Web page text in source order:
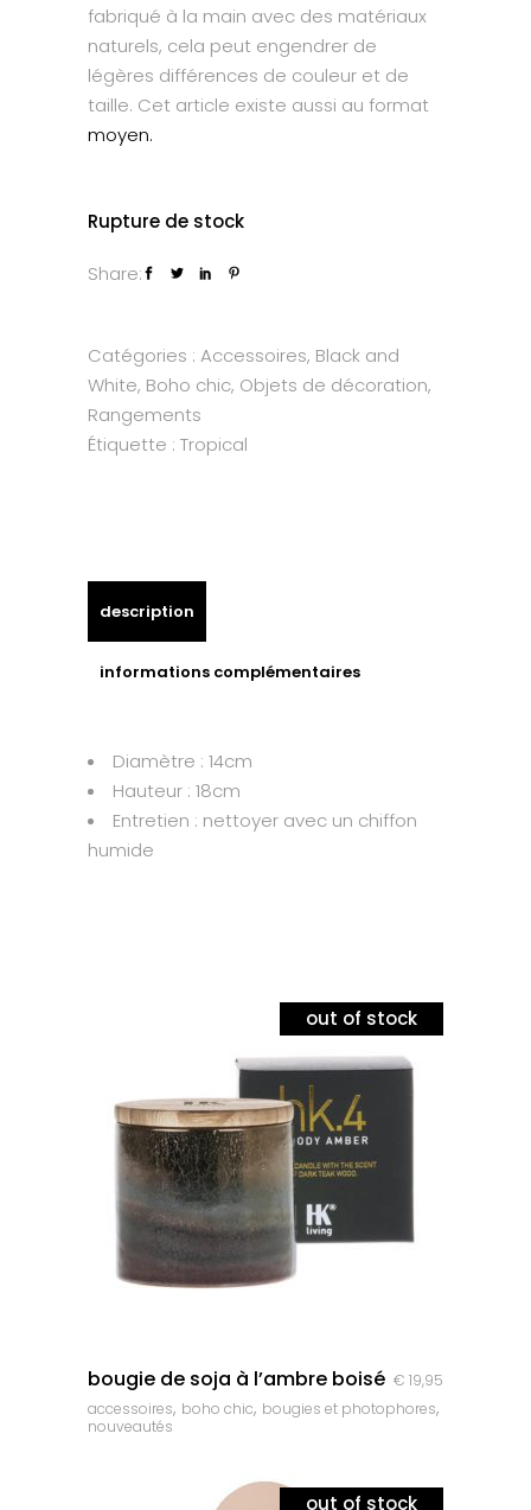
fabriqué à la main avec des matériaux
naturels, cela peut engendrer de
légères différences de couleur et de
taille. Cet article existe aussi au format
moyen.
Rupture de stock
Share:
Catégories : Accessoires, Black and
White, Boho chic, Objets de décoration,
Rangements
Étiquette : Tropical
description
informations complémentaires
Diamètre : 14cm
Hauteur : 18cm
Entretien : nettoyer avec un chiffon
humide
out of stock
bougie de soja à l’ambre boisé € 19,95
accessoires, boho chic, bougies et photophores,
nouveautés
out of stock